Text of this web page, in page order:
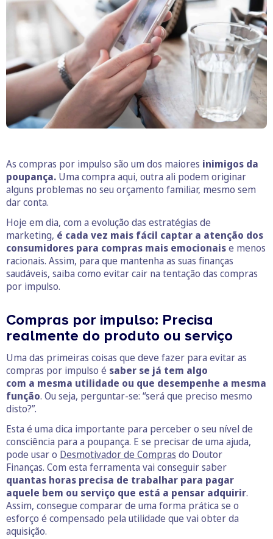
As compras por impulso são um dos maiores inimigos da
poupança. Uma compra aqui, outra ali podem originar
alguns problemas no seu orçamento familiar, mesmo sem
dar conta.
Hoje em dia, com a evolução das estratégias de
marketing, é cada vez mais fácil captar a atenção dos
consumidores para compras mais emocionaise menos
racionais. Assim, para que mantenha as suas finanças
saudáveis, saiba como evitar cair na tentação das compras
por impulso.
Compras por impulso: Precisa
realmente do produto ou serviço
Uma das primeiras coisas que deve fazer para evitar as
compras por impulso é saber se já tem algo
com a mesma utilidade ou que desempenhe a mesma
função. Ou seja, perguntar-se: “será que preciso mesmo
disto?”.
Esta é uma dica importante para perceber o seu nível de
consciência para a poupança. E se precisar de uma ajuda,
pode usar o Desmotivador de Compras do Doutor
Finanças. Com esta ferramenta vai conseguir saber
quantas horas precisa de trabalhar para pagar
aquele bem ou serviço que está a pensar adquirir.
Assim, consegue comparar de uma forma prática se o
esforço é compensado pela utilidade que vai obter da
aquisição.